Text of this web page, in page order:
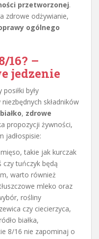
przetworzonej.
zdrowe odżywianie,
ogólnego
16? –
jedzenie
były
składników
białko, zdrowe
propozycji żywności,
jadłospisie:
takie jak kurczak
czy tuńczyk będą
warto również
mleko oraz
rośliny
czy ciecierzyca,
białka,
8/16 nie zapominaj o